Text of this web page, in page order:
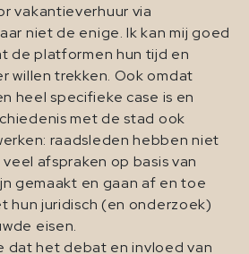
vakantieverhuur via
niet de enige. Ik kan mij goed
de platformen hun tijd en
willen trekken. Ook omdat
heel specifieke case is en
met de stad ook
raadsleden hebben niet
afspraken op basis van
gemaakt en gaan af en toe
hun juridisch (en onderzoek)
eisen.
dat het debat en invloed van